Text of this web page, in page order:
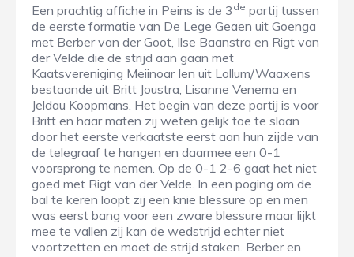
Een prachtig affiche in Peins is de 3 de partij tussen
de eerste formatie van De Lege Geaen uit Goenga
met Berber van der Goot, Ilse Baanstra en Rigt van
der Velde die de strijd aan gaan met
Kaatsvereniging Meiinoar Ien uit Lollum/Waaxens
bestaande uit Britt Joustra, Lisanne Venema en
Jeldau Koopmans. Het begin van deze partij is voor
Britt en haar maten zij weten gelijk toe te slaan
door het eerste verkaatste eerst aan hun zijde van
de telegraaf te hangen en daarmee een 0-1
voorsprong te nemen. Op de 0-1 2-6 gaat het niet
goed met Rigt van der Velde. In een poging om de
bal te keren loopt zij een knie blessure op en men
was eerst bang voor een zware blessure maar lijkt
mee te vallen zij kan de wedstrijd echter niet
voortzetten en moet de strijd staken. Berber en